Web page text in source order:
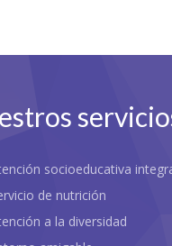
una escuela
socioeducativa
de nutrición
a la diversidad